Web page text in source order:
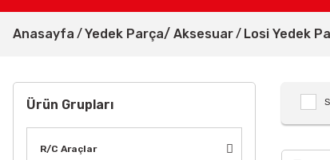
Anasayfa Yedek Parça/ Aksesuar Losi Yedek
Ürün Grupları
R/C Araçlar